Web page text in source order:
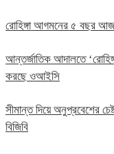
রোহিঙ্গা আগমনের ৫ বছর
আন্তর্জাতিক আদালতে
করছে ওআইসি
সীমান্ত দিয়ে অনুপ্রবেশের
বিজিবি